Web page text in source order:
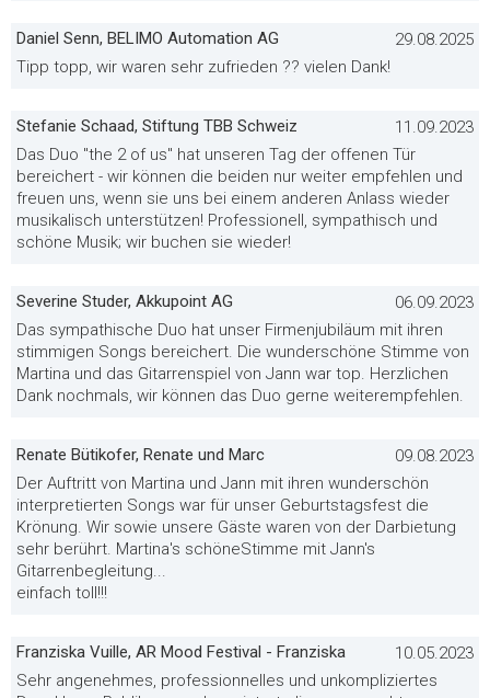
Daniel Senn, BELIMO Automation AG
29.08.2025
Tipp topp, wir waren sehr zufrieden ?? vielen Dank!
Stefanie Schaad, Stiftung TBB Schweiz
11.09.2023
Das Duo "the 2 of us" hat unseren Tag der offenen Tür
bereichert - wir können die beiden nur weiter empfehlen und
freuen uns, wenn sie uns bei einem anderen Anlass wieder
musikalisch unterstützen! Professionell, sympathisch und
schöne Musik; wir buchen sie wieder!
Severine Studer, Akkupoint AG
06.09.2023
Das sympathische Duo hat unser Firmenjubiläum mit ihren
stimmigen Songs bereichert. Die wunderschöne Stimme von
Martina und das Gitarrenspiel von Jann war top. Herzlichen
Dank nochmals, wir können das Duo gerne weiterempfehlen.
Renate Bütikofer, Renate und Marc
09.08.2023
Der Auftritt von Martina und Jann mit ihren wunderschön
interpretierten Songs war für unser Geburtstagsfest die
Krönung. Wir sowie unsere Gäste waren von der Darbietung
sehr berührt. Martina's schöneStimme mit Jann's
Gitarrenbegleitung...
einfach toll!!!
Franziska Vuille, AR Mood Festival - Franziska
10.05.2023
Sehr angenehmes, professionnelles und unkompliziertes